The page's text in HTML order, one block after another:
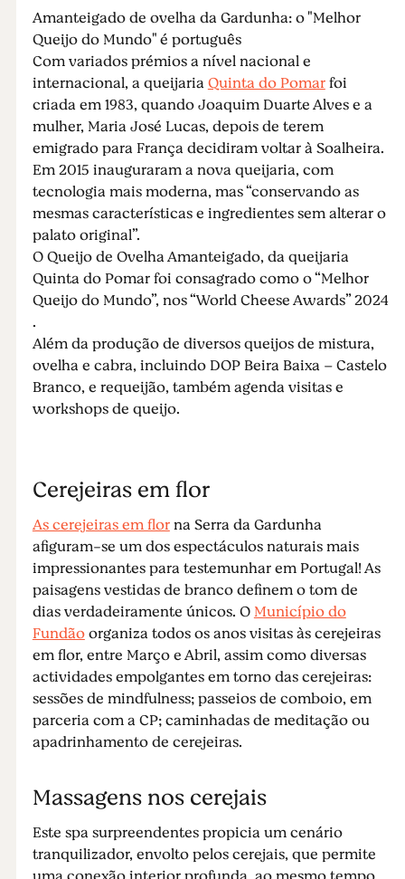
Amanteigado de ovelha da Gardunha: o "Melhor
Queijo do Mundo" é português
Com variados prémios a nível nacional e
internacional, a queijaria Quinta do Pomarfoi
criada em 1983, quando Joaquim Duarte Alves e a
mulher, Maria José Lucas, depois de terem
emigrado para França decidiram voltar à Soalheira.
Em 2015 inauguraram a nova queijaria, com
tecnologia mais moderna, mas “conservando as
mesmas características e ingredientes sem alterar o
palato original”.
O Queijo de Ovelha Amanteigado, da queijaria
Quinta do Pomar foi consagrado como o “Melhor
Queijo do Mundo”, nos “World Cheese Awards” 2024
.
Além da produção de diversos queijos de mistura,
ovelha e cabra, incluindo DOP Beira Baixa – Castelo
Branco, e requeijão, também agenda visitas e
workshops de queijo.
Cerejeiras em flor
As cerejeiras em florna Serra da Gardunha
afiguram-se um dos espectáculos naturais mais
impressionantes para testemunhar em Portugal! As
paisagens vestidas de branco definem o tom de
dias verdadeiramente únicos. O Município do
Fundãoorganiza todos os anos visitas às cerejeiras
em flor, entre Março e Abril, assim como diversas
actividades empolgantes em torno das cerejeiras:
sessões de mindfulness; passeios de comboio, em
parceria com a CP; caminhadas de meditação ou
apadrinhamento de cerejeiras.
Massagens nos cerejais
Este spa surpreendentes propicia um cenário
tranquilizador, envolto pelos cerejais, que permite